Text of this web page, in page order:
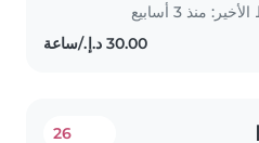
منذ 3 أسابيع
26